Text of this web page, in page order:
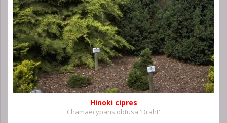
Hinoki cipres
Chamaecyparis obtusa 'Draht'